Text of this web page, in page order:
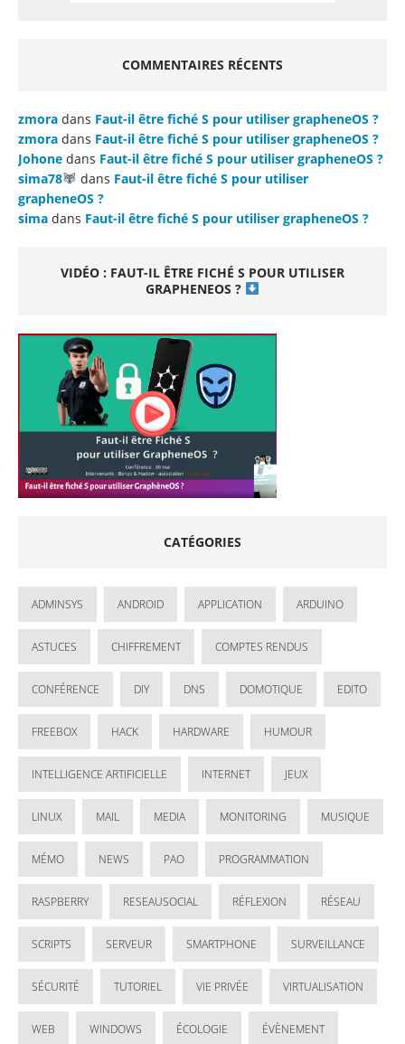
COMMENTAIRES RÉCENTS
zmora dans Faut-il être fiché S pour utiliser grapheneOS ?
zmora dans Faut-il être fiché S pour utiliser grapheneOS ?
Johone dans Faut-il être fiché S pour utiliser grapheneOS ?
sima78
dans Faut-il être fiché S pour utiliser
grapheneOS ?
sima dans Faut-il être fiché S pour utiliser grapheneOS ?
VIDÉO : FAUT-IL ÊTRE FICHÉ S POUR UTILISER
GRAPHENEOS ?
CATÉGORIES
ADMINSYS ANDROID APPLICATION ARDUINO
ASTUCES CHIFFREMENT COMPTES RENDUS
CONFÉRENCE DIY DNS DOMOTIQUE EDITO
FREEBOX HACK HARDWARE HUMOUR
INTELLIGENCE ARTIFICIELLE INTERNET JEUX
LINUX MAIL MEDIA MONITORING MUSIQUE
MÉMO NEWS PAO PROGRAMMATION
RASPBERRY RESEAUSOCIAL RÉFLEXION RÉSEAU
SCRIPTS SERVEUR SMARTPHONE SURVEILLANCE
SÉCURITÉ TUTORIEL VIE PRIVÉE VIRTUALISATION
WEB WINDOWS ÉCOLOGIE ÉVÈNEMENT